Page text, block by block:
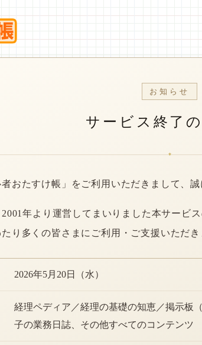
お知らせ
サービス終了
*
おたすけ帳」をご利用いただきまして、誠
年より運営してまいりました本サービ
り多くの皆さまにご利用・ご支援いただ
2026年5月20日（水）
経理ペディア／経理の基礎の知恵／掲示板
子の業務日誌、その他すべてのコンテンツ